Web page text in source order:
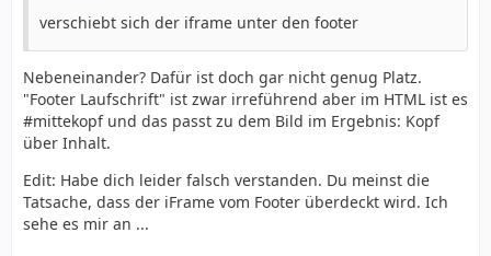
verschiebt sich der iframe unter den footer
Nebeneinander? Dafür ist doch gar nicht genug Platz.
"Footer Laufschrift" ist zwar irreführend aber im HTML ist es
#mittekopf und das passt zu dem Bild im Ergebnis: Kopf
über Inhalt.
Edit: Habe dich leider falsch verstanden. Du meinst die
Tatsache, dass der iFrame vom Footer überdeckt wird. Ich
sehe es mir an ...